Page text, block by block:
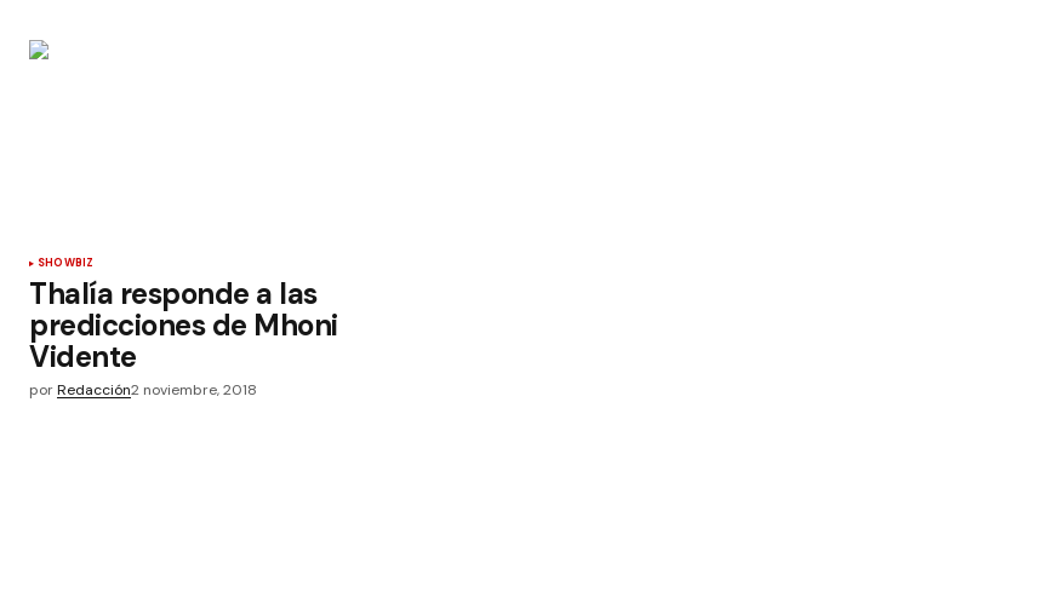
SHOWBIZ
Thalía responde a las
predicciones de Mhoni
Vidente
porRedacción2 noviembre, 2018